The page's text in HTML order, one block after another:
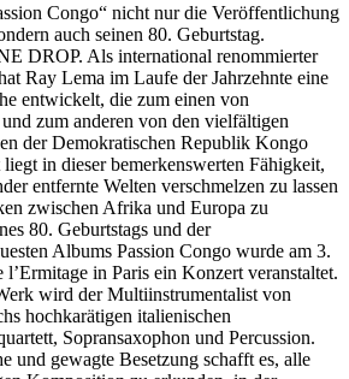
Congo“ nicht nur die Veröffentlichung
auch seinen 80. Geburtstag.
DROP. Als international renommierter
Ray Lema im Laufe der Jahrzehnte eine
entwickelt, die zum einen von
zum anderen von den vielfältigen
der Demokratischen Republik Kongo
in dieser bemerkenswerten Fähigkeit,
entfernte Welten verschmelzen zu lassen
zwischen Afrika und Europa zu
80. Geburtstags und der
Albums Passion Congo wurde am 3.
in Paris ein Konzert veranstaltet.
wird der Multiinstrumentalist von
hochkarätigen italienischen
Sopransaxophon und Percussion.
und gewagte Besetzung schafft es, alle